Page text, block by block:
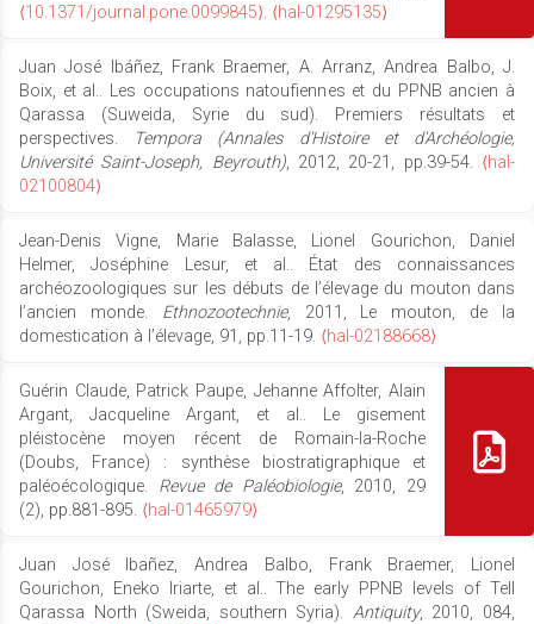
⟨10.1371/journal.pone.0099845⟩. ⟨hal-01295135⟩
Juan José Ibáñez, Frank Braemer, A. Arranz, Andrea Balbo, J.
Boix, et al.. Les occupations natoufiennes et du PPNB ancien à
Qarassa (Suweida, Syrie du sud). Premiers résultats et
perspectives.
Tempora (Annales d'Histoire et d'Archéologie,
Université Saint-Joseph, Beyrouth), 2012, 20-21, pp.39-54. ⟨hal-
02100804⟩
Jean-Denis Vigne, Marie Balasse, Lionel Gourichon, Daniel
Helmer, Joséphine Lesur, et al.. État des connaissances
archéozoologiques sur les débuts de l’élevage du mouton dans
l’ancien monde. Ethnozootechnie, 2011, Le mouton, de la
domestication à l’élevage, 91, pp.11-19. ⟨hal-02188668⟩
Guérin Claude, Patrick Paupe, Jehanne Affolter, Alain
Argant, Jacqueline Argant, et al.. Le gisement
pléistocène moyen récent de Romain-la-Roche
(Doubs, France) : synthèse biostratigraphique et
paléoécologique. Revue de Paléobiologie, 2010, 29
(2), pp.881-895. ⟨hal-01465979⟩
Juan José Ibañez, Andrea Balbo, Frank Braemer, Lionel
Gourichon, Eneko Iriarte, et al.. The early PPNB levels of Tell
Qarassa North (Sweida, southern Syria). Antiquity, 2010, 084,